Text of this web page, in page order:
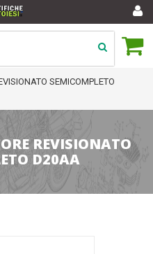
SEMICOMPLETO
REVISIONATO
D20AA